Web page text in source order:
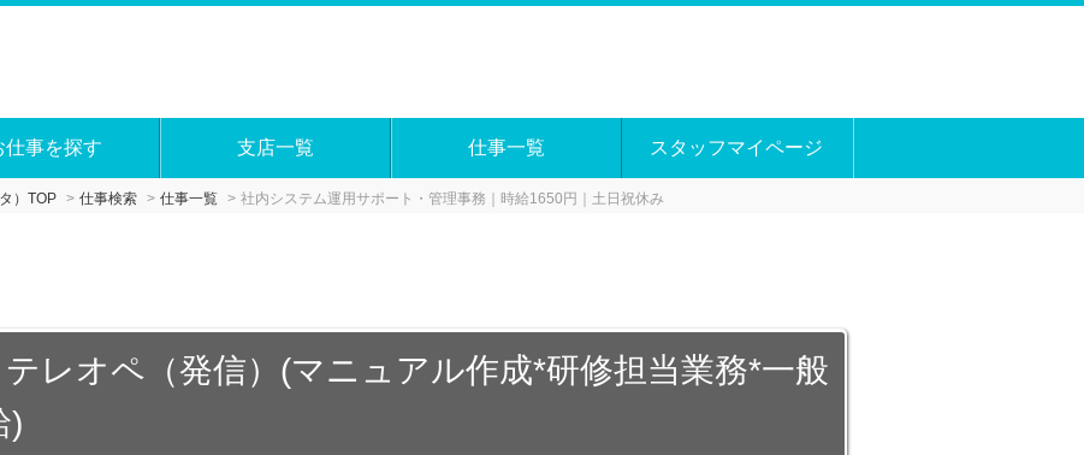
仕事を探す 支店一覧 仕事一覧 スタッフマイページ
）TOP 仕事検索 仕事一覧 社内システム運用サポート・管理事務｜時給1650円｜土日祝休み
レオペ（発信）(マニュアル作成*研修担当業務*一般
)